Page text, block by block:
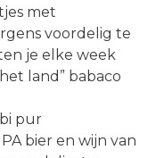
met
voordelig te
je elke week
land” babaco
pur
bier en wijn van